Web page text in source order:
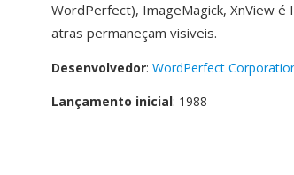
WordPerfect), ImageMagick, XnView
atras permaneçam visiveis.
Desenvolvedor: WordPerfect
Lançamento inicial: 1988